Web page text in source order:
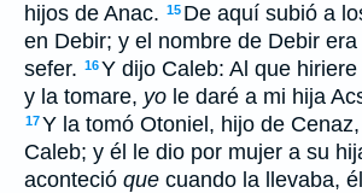
hijos de Anac. 15 De aquí subió a
en Debir; y el nombre de Debir
sefer. 16Y dijo Caleb: Al que
y la tomare, yo le daré a mi hija
17Y la tomó Otoniel, hijo de
Caleb; y él le dio por mujer a su
aconteció que cuando la llevaba,